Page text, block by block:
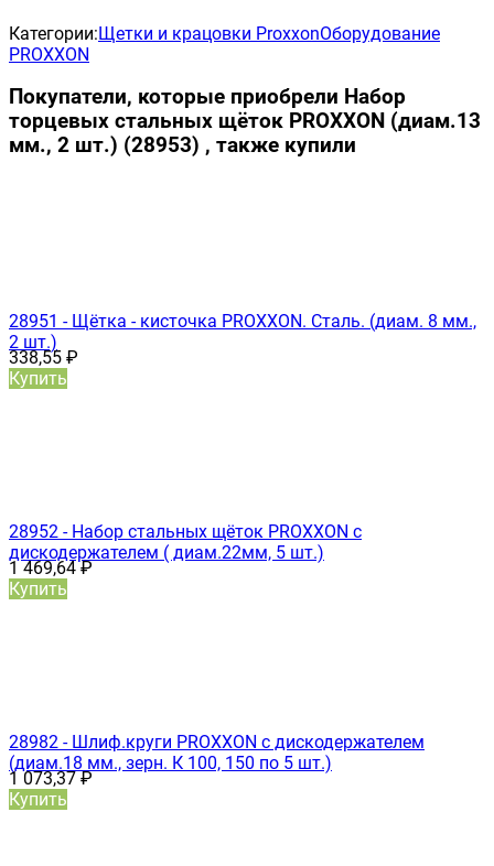
Категории:Щетки и крацовки ProxxonОборудование
PROXXON
Покупатели, которые приобрели Набор
торцевых стальных щёток PROXXON (диам.13
мм., 2 шт.) (28953) , также купили
28951 - Щётка - кисточка PROXXON. Сталь. (диам. 8 мм.,
2 шт.)
338,55 ₽
Купить
28952 - Набор стальных щёток PROXXON с
дискодержателем ( диам.22мм, 5 шт.)
1 469,64₽
Купить
28982 - Шлиф.круги PROXXON с дискодержателем
(диам.18 мм., зерн. К 100, 150 по 5 шт.)
1 073,37₽
Купить